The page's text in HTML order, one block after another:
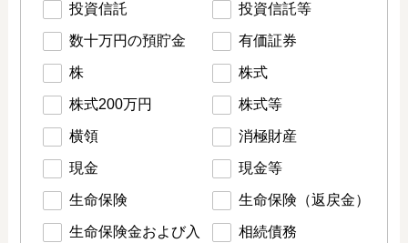
投資信託 投資信託等
数十万円の預貯金 有価証券
株 株式
株式200万円 株式等
横領 消極財産
現金 現金等
生命保険 生命保険（返戻金）
生命保険金および入
相続債務